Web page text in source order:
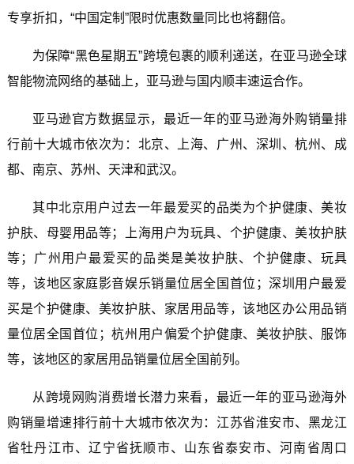
专享折扣，“中国定制”限时优惠数量同比也将翻倍。
为保障“黑色星期五”跨境包裹的顺利递送，在亚马逊全球
智能物流网络的基础上，亚马逊与国内顺丰速运合作。
亚马逊官方数据显示，最近一年的亚马逊海外购销量排
行前十大城市依次为：北京、上海、广州、深圳、杭州、成
都、南京、苏州、天津和武汉。
其中北京用户过去一年最爱买的品类为个护健康、美妆
护肤、母婴用品等；上海用户为玩具、个护健康、美妆护肤
等；广州用户最爱买的品类是美妆护肤、个护健康、玩具
等，该地区家庭影音娱乐销量位居全国首位；深圳用户最爱
买是个护健康、美妆护肤、家居用品等，该地区办公用品销
量位居全国首位；杭州用户偏爱个护健康、美妆护肤、服饰
等，该地区的家居用品销量位居全国前列。
从跨境网购消费增长潜力来看，最近一年的亚马逊海外
购销量增速排行前十大城市依次为：江苏省淮安市、黑龙江
省牡丹江市、辽宁省抚顺市、山东省泰安市、河南省周口